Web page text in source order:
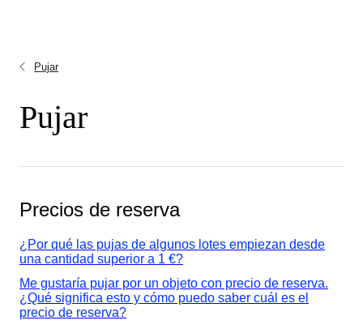
Pujar
Pujar
Precios de reserva
¿Por qué las pujas de algunos lotes empiezan desde
una cantidad superior a 1 €?
Me gustaría pujar por un objeto con precio de reserva.
¿Qué significa esto y cómo puedo saber cuál es el
precio de reserva?